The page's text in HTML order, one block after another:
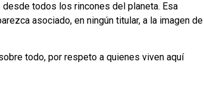
todos los rincones del planeta. Esa
asociado, en ningún titular, a la imagen de
todo, por respeto a quienes viven aquí